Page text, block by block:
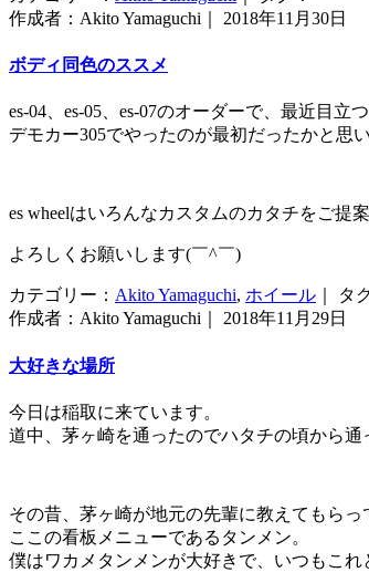
作成者：Akito Yamaguchi｜ 2018年11月30日
ボディ同色のススメ
es-04、es-05、es-07のオーダーで、最近目立
デモカー305でやったのが最初だったかと
es wheelはいろんなカスタムのカタチをご提
よろしくお願いします(￣^￣)ゞ
カテゴリー： Akito Yamaguchi, ホイール ｜ タ
作成者：Akito Yamaguchi｜ 2018年11月29日
大好きな場所
今日は稲取に来ています。
道中、茅ヶ崎を通ったのでハタチの頃から
その昔、茅ヶ崎が地元の先輩に教えてもら
ここの看板メニューであるタンメン。
僕はワカメタンメンが大好きで、いつもこれ